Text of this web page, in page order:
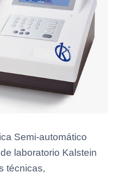
Semi-automático
laboratorio Kalstein
técnicas,